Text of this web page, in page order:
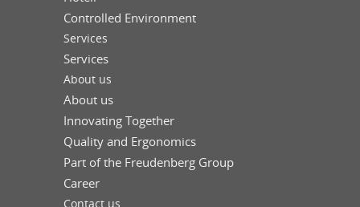
Controlled Environment
Services
Services
About us
About us
Innovating Together
Quality and Ergonomics
Part of the Freudenberg Group
Career
Contact us